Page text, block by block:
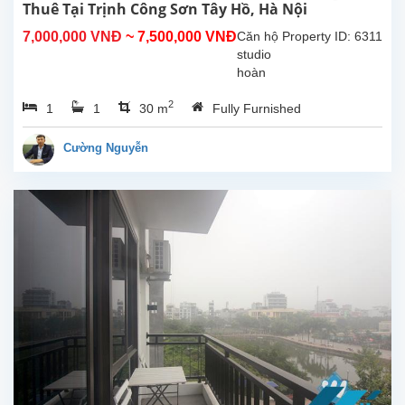
Thuê Tại Trịnh Công Sơn Tây Hồ, Hà Nội
7,000,000 VNĐ ~ 7,500,000 VNĐ Property ID: 6311
Căn hộ
studio
hoàn
mới tại
Trịnh
căn hộ
đươc
lắp đặt
các
trang
thiết bị,
nội
1 1 30 m2 Fully Furnished
Cường Nguyễn